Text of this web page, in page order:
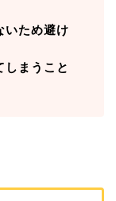
いため避け
しまうこと